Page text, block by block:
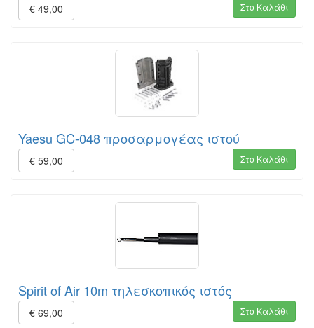
€ 49,00 Στο Καλάθι
Yaesu GC-048 προσαρμογέας ιστού
€ 59,00 Στο Καλάθι
Spirit of Air 10m τηλεσκοπικός ιστός
€ 69,00 Στο Καλάθι